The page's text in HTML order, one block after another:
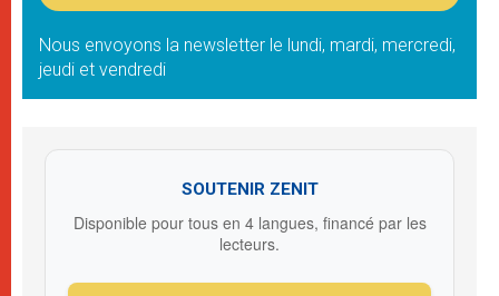
Nous envoyons la newsletter le lundi, mardi, mercredi,
jeudi et vendredi
SOUTENIR ZENIT
Disponible pour tous en 4 langues, financé par les
lecteurs.